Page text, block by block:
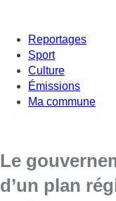
Reportages
Sport
Culture
Émissions
Ma commune
Le
d’un plan